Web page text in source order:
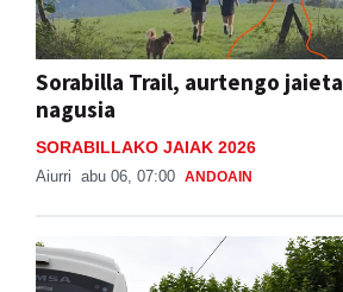
Sorabilla Trail, aurtengo
nagusia
SORABILLAKO JAIAK 2026
Aiurri abu 06, 07:00 ANDOAIN